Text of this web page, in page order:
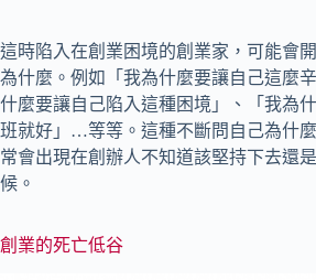
這時陷入在創業困境的創業家，可能會
為什麼。例如「我為什麼要讓自己這麼
什麼要讓自己陷入這種困境」、「我為
班就好」…等等。這種不斷問自己為什
常會出現在創辦人不知道該堅持下去還
候。
創業的死亡低谷